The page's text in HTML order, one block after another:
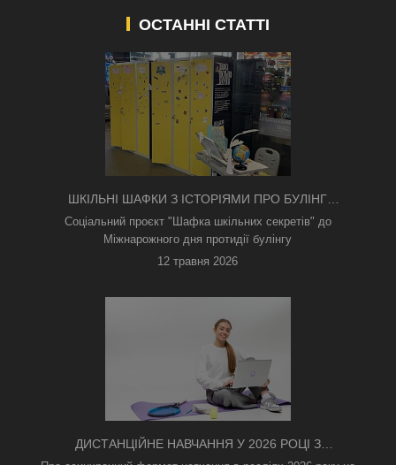
ОСТАННІ СТАТТІ
ШКІЛЬНІ ШАФКИ З ІСТОРІЯМИ ПРО БУЛІНГ
З'ЯВИЛИСЯ В КИЄВІ
Соціальний проєкт "Шафка шкільних секретів" до
Міжнарожного дня протидії булінгу
12 травня 2026
ДИСТАНЦІЙНЕ НАВЧАННЯ У 2026 РОЦІ З